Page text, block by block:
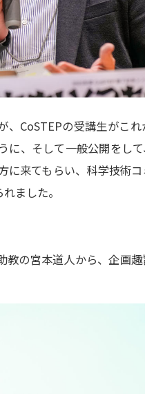
CoSTEPの受講生がこ
に、そして一般公開をし
に来てもらい、科学技術
ました。
の宮本道人から、企画